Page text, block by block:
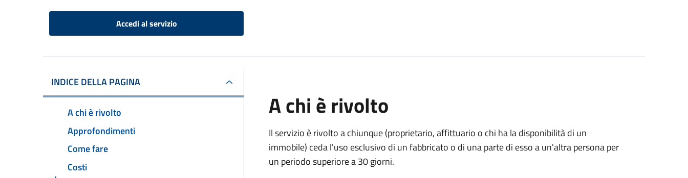
Accedi al servizio
INDICE DELLA PAGINA
A chi è rivolto
Approfondimenti
Come fare
Costi
A chi è rivolto
Il servizio è rivolto a chiunque (proprietario, affittuario o chi ha la disponibilità di un
immobile) ceda l'uso esclusivo di un fabbricato o di una parte di esso a un'altra persona per
un periodo superiore a 30 giorni.